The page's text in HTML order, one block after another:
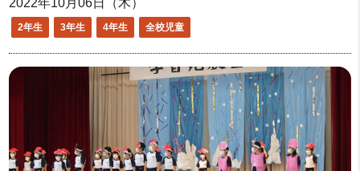
2022年10月06日（木）
2年生 3年生 4年生 全校児童